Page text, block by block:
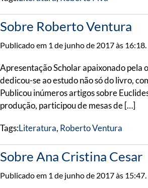
Sobre Roberto Ventura
Publicado em 1 de junho de 2017 às 16:18.
Apresentação Scholar apaixonado pela
dedicou-se ao estudo não só do livro,
Publicou inúmeros artigos sobre
produção, participou de mesas de […]
Tags:Literatura, Roberto Ventura
Sobre Ana Cristina Cesar
Publicado em 1 de junho de 2017 às 15:47.